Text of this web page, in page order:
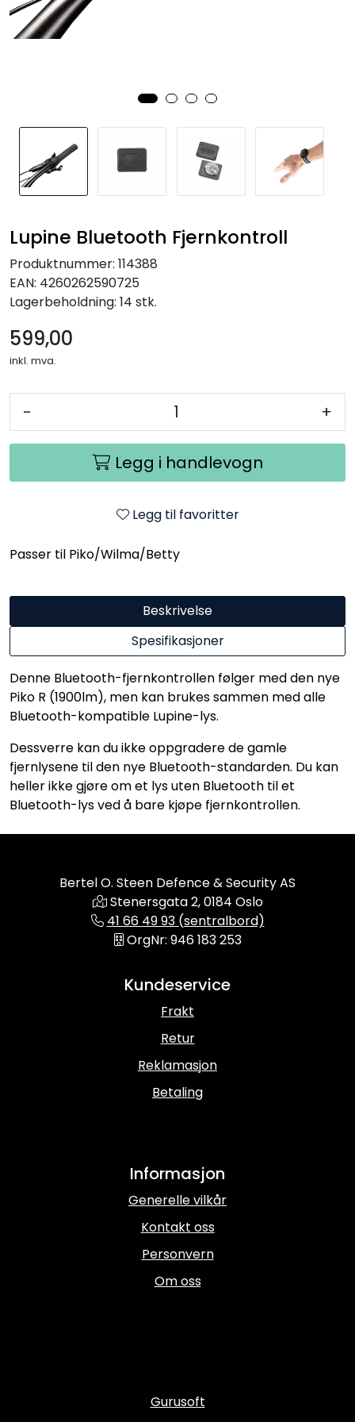
Lupine Bluetooth Fjernkontroll
Produktnummer: 114388
EAN: 4260262590725
Lagerbeholdning: 14 stk.
599,00
inkl. mva.
- +
Legg i handlevogn
Legg til favoritter
Passer til Piko/Wilma/Betty
Beskrivelse
Spesifikasjoner
Denne Bluetooth-fjernkontrollen følger med den nye
Piko R (1900lm), men kan brukes sammen med alle
Bluetooth-kompatible Lupine-lys.
Dessverre kan du ikke oppgradere de gamle
fjernlysene til den nye Bluetooth-standarden. Du kan
heller ikke gjøre om et lys uten Bluetooth til et
Bluetooth-lys ved å bare kjøpe fjernkontrollen.
Bertel O. Steen Defence & Security AS
Stenersgata 2, 0184 Oslo
41 66 49 93 (sentralbord)
OrgNr: 946 183 253
Kundeservice
Frakt
Retur
Reklamasjon
Betaling
Informasjon
Generelle vilkår
Kontakt oss
Personvern
Om oss
Gurusoft
Kampanjer